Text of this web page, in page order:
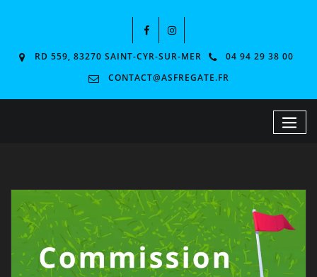
RD 559, 83270 SAINT-CYR-SUR-MER
04 94 29 38 00
CONTACT@ASFREGATE.FR